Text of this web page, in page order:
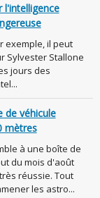
l'intelligence
exemple, il peut
Sylvester Stallone
jours des
de véhicule
mètres
à une boîte de
du mois d'août
réussie. Tout
les astro...